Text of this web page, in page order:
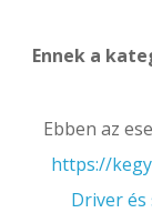
Ennek a
Ebben az
https://
Driver